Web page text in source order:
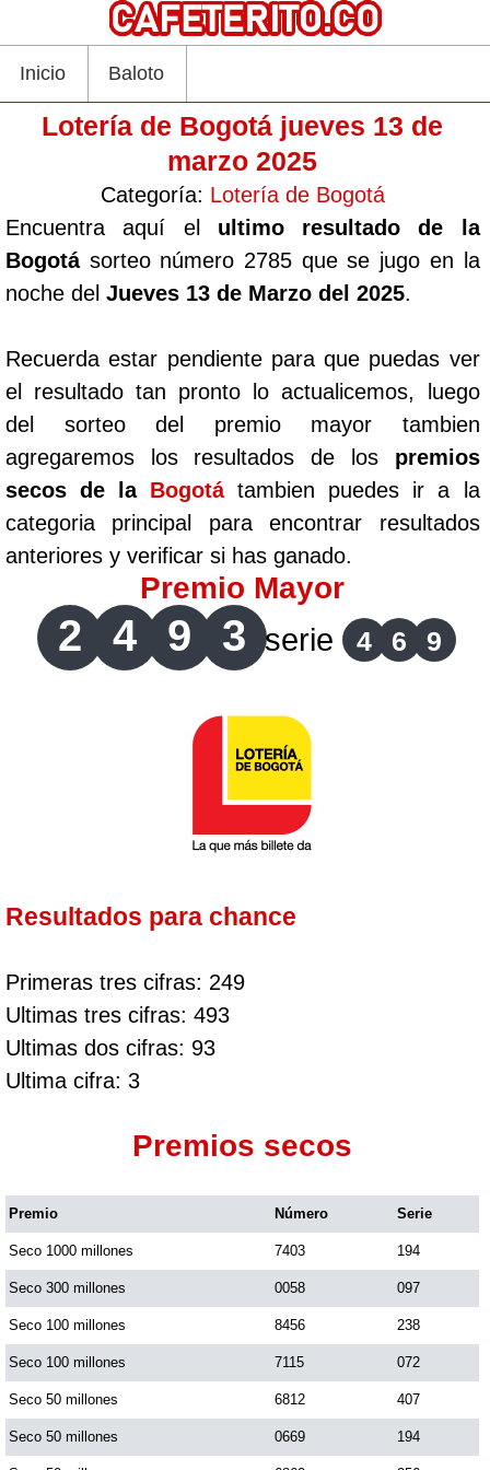
Inicio Baloto
Lotería de Bogotá jueves 13 de
marzo 2025
Categoría: Lotería de Bogotá
Encuentra aquí el ultimo resultado de la
Bogotásorteo número 2785 que se jugo en la
noche del Jueves 13 de Marzo del 2025.
Recuerda estar pendiente para que puedas ver
el resultado tan pronto lo actualicemos, luego
del sorteo del premio mayor tambien
agregaremos los resultados de los premios
secos de la Bogotátambien puedes ir a la
categoria principal para encontrar resultados
anteriores y verificar si has ganado.
Premio Mayor
2 4 9 3 serie 4 6 9
Resultados para chance
Primeras tres cifras: 249
Ultimas tres cifras: 493
Ultimas dos cifras: 93
Ultima cifra: 3
Premios secos
Premio Número Serie
Seco 1000 millones 7403 194
Seco 300 millones 0058 097
Seco 100 millones 8456 238
Seco 100 millones 7115 072
Seco 50 millones 6812 407
Seco 50 millones 0669 194